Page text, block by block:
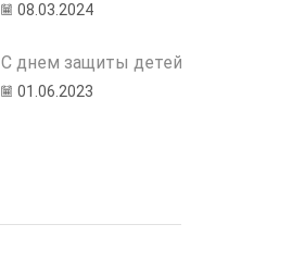
08.03.2024
C днем защиты детей
01.06.2023